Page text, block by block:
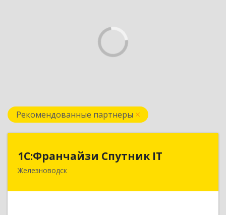
Рекомендованные партнеры
1С:Франчайзи Спутник IT
Железноводск
1С:Франчайзи Спутник IT
357430, Ставропольский край, город-курорт